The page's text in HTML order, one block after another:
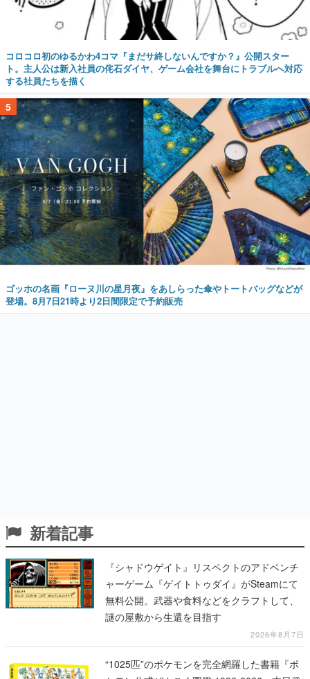
コロコロ初のゆるかわ4コマ『まだサ終しないんですか？』公開スター
ト。主人公は新入社員の侘石ダイヤ、ゲーム会社を舞台にトラブルへ対応
する社員たちを描く
5
ゴッホの名画『ローヌ川の星月夜』をあしらった傘やトートバッグなどが
登場。8月7日21時より2日間限定で予約販売
新着記事
『シャドウゲイト』リスペクトのアドベンチ
ャーゲーム『ゲイトトゥダイ』がSteamにて
無料公開。武器や食料などをクラフトして、
謎の屋敷から生還を目指す
2026年8月7日
“1025匹”のポケモンを完全網羅した書籍『ポ